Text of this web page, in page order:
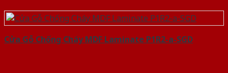
Cửa Gỗ Chống Cháy MDF Laminate P1R2-a-SGD